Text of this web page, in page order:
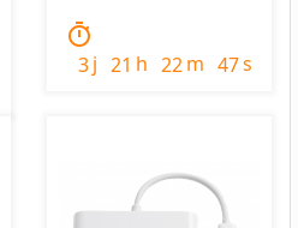
timer
3j 21 h 22m 45s